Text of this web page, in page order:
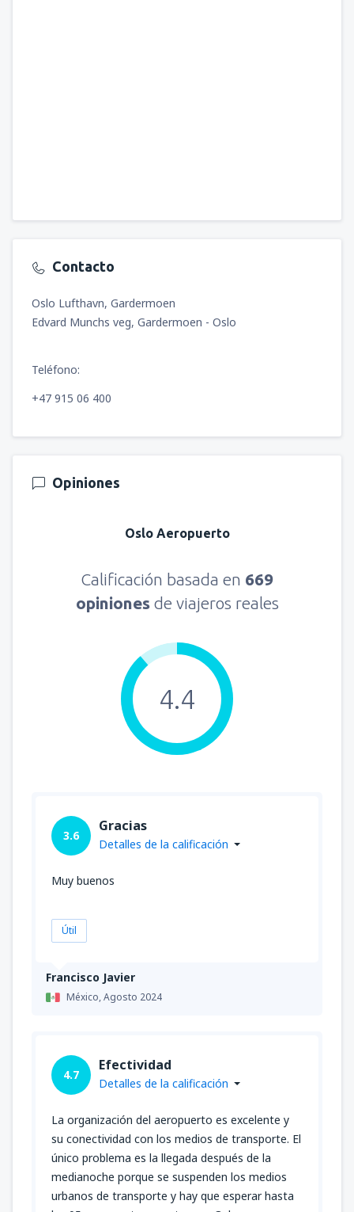
Contacto
Oslo Lufthavn, Gardermoen
Edvard Munchs veg, Gardermoen - Oslo
Teléfono:
+47 915 06 400
Opiniones
Oslo Aeropuerto
Calificación basada en 669
opiniones de viajeros reales
4.4
Francisco Javier
México,Agosto 2024
3.6
Gracias
Detalles de la calificación
Muy buenos
Útil
4.7
Efectividad
Detalles de la calificación
La organización del aeropuerto es excelente y
su conectividad con los medios de transporte. El
único problema es la llegada después de la
medianoche porque se suspenden los medios
urbanos de transporte y hay que esperar hasta